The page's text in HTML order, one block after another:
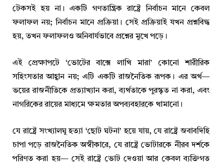
টেকসই হয় না। একটি গণতান্ত্রিক রাষ্ট্রে নির্বাচন মানে কেবল
ফলাফল নয়; নির্বাচন মানে প্রক্রিয়া। সেই প্রক্রিয়াই যখন প্রশ্নবিদ্ধ
হয়, তখন ফলাফলও অনিবার্যভাবে প্রশ্নের মুখে পড়ে।
এই প্রেক্ষাপটে ‘ভোটের বাক্সে লাথি মারা’ কোনো শারীরিক
সহিংসতার আহ্বান নয়; এটি একটি রাজনৈতিক রূপক। এর অর্থ—
ভয়ের রাজনীতিকে প্রত্যাখ্যান করা, ব্যর্থতাকে পুরস্কৃত না করা, এবং
নাগরিকের রায়ের মাধ্যমে ক্ষমতার অপব্যবহারকে থামানো।
যে রাষ্ট্রে সংখ্যালঘু হত্যা ‘ছোট ঘটনা’ হয়ে যায়, যে রাষ্ট্রে জবাবদিহি
চাপা পড়ে রাজনৈতিক অস্বীকারে, যে রাষ্ট্রে ভোটারকে নীরব দর্শকে
পরিণত করা হয়— সেই রাষ্ট্রে ভোট দেওয়া আর কেবল ব্যক্তিগত